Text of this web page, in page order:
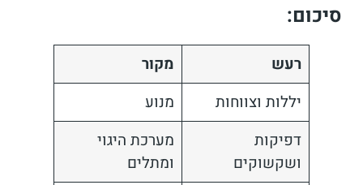
סיכום:
רעש
מקור
יללות וצווחות
מנוע
דפיקות
ושקשוקים
מערכת היגוי
ומתלים